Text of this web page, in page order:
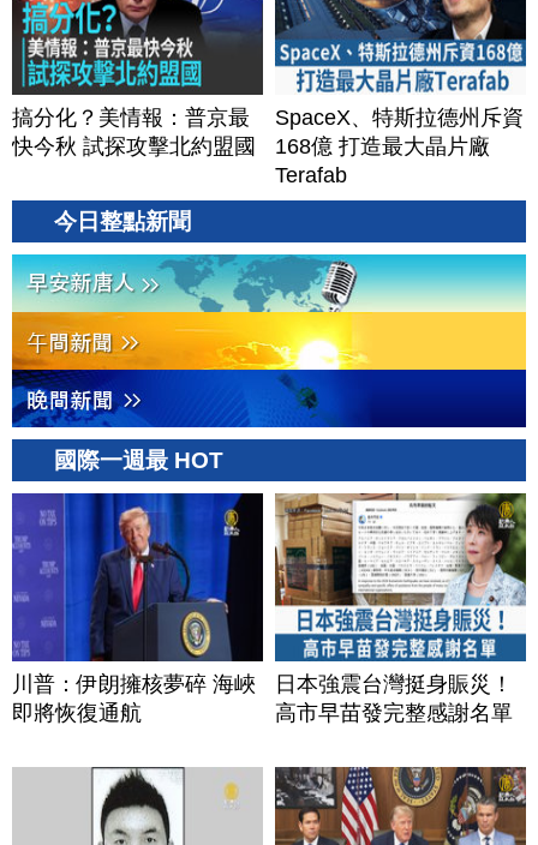
搞分化？美情報：普京最
快今秋 試探攻擊北約盟國
SpaceX、特斯拉德州斥資
168億 打造最大晶片廠
Terafab
今日整點新聞
國際一週最 HOT
川普：伊朗擁核夢碎 海峽
即將恢復通航
日本強震台灣挺身賑災！
高市早苗發完整感謝名單